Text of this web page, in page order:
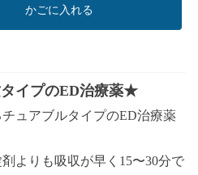
かごに入れる
イプのED治療薬★
ュアブルタイプのED治療薬
よりも吸収が早く15〜30分で